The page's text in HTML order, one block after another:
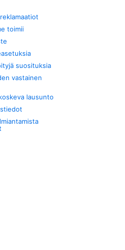
toimii
suosituksia
vastainen
lausunto